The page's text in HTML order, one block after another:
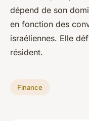
dépend de son
en fonction des
israéliennes. Elle
résident.
Finance